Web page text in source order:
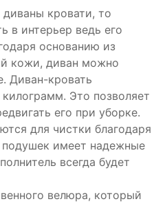
кровати, то
в интерьер ведь его
основанию из
кожи, диван можно
Диван-кровать
Это позволяет
его при уборке.
для чистки благодаря
имеет надежные
всегда будет
велюра, который